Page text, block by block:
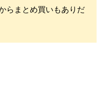
らまとめ買いもありだ